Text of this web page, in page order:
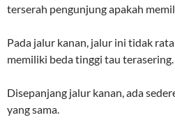
terserah pengunjung apakah
Pada jalur kanan, jalur ini tidak
memiliki beda tinggi tau terasering.
Disepanjang jalur kanan, ada
yang sama.